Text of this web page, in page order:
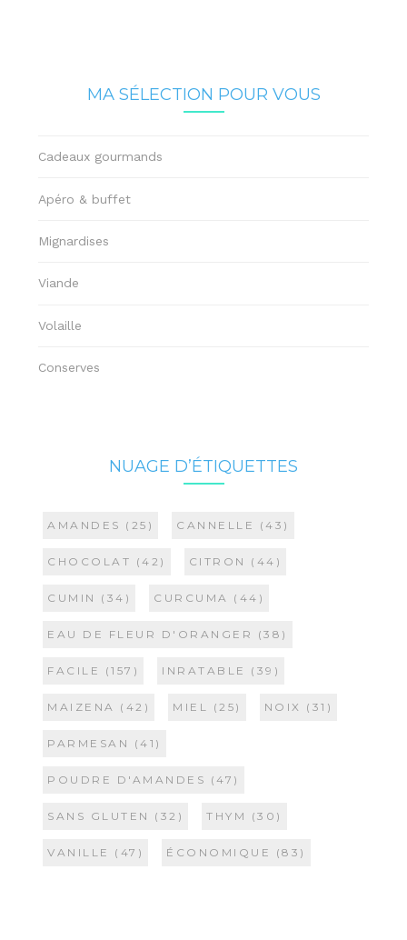
MA SÉLECTION POUR VOUS
Cadeaux gourmands
Apéro & buffet
Mignardises
Viande
Volaille
Conserves
NUAGE D’ÉTIQUETTES
AMANDES (25) CANNELLE (43)
CHOCOLAT (42) CITRON (44)
CUMIN (34) CURCUMA (44)
EAU DE FLEUR D'ORANGER (38)
FACILE (157) INRATABLE (39)
MAIZENA (42) MIEL (25) NOIX (31)
PARMESAN (41)
POUDRE D'AMANDES (47)
SANS GLUTEN (32) THYM (30)
VANILLE (47) ÉCONOMIQUE (83)